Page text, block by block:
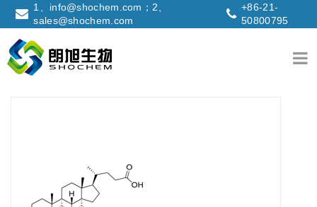
1、info@shochem.com；2、
sales@shochem.com
+86-21-
50800795